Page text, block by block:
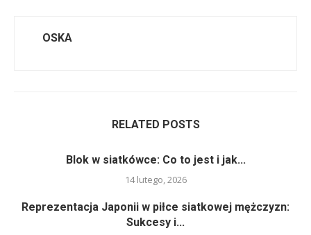
OSKA
RELATED POSTS
Blok w siatkówce: Co to jest i jak...
14 lutego, 2026
Reprezentacja Japonii w piłce siatkowej mężczyzn:
Sukcesy i...